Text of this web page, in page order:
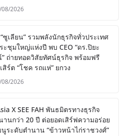
2026
ซูเลียน” รวมพลังนักธุรกิจทั่วประเทศ
ะชุมใหญ่แห่งปี พบ CEO “ดร.ปิยะ
ถ่ายทอดวิสัยทัศน์ธุรกิจ พร้อมฟรี
สิร์ต “โชค รถแห่” ยกวง
2026
X SEE FAH พันธมิตรทางธุรกิจ
านกว่า 20 ปี ต่อยอดเสิร์ฟความอร่อย
นูระดับตำนาน “ข้าวหน้าไก่ราชวงศ์”